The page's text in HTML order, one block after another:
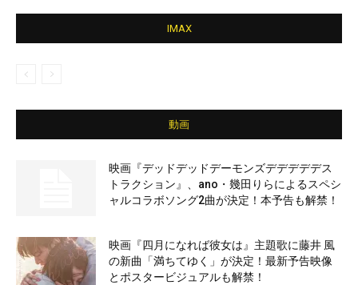
IMAX
動画
映画『デッドデッドデーモンズデデデデデス
トラクション』、ano・幾田りらによるスペシ
ャルコラボソング2曲が決定！本予告も解禁！
映画『四月になれば彼女は』主題歌に藤井 風
の新曲「満ちてゆく」が決定！最新予告映像
とポスタービジュアルも解禁！